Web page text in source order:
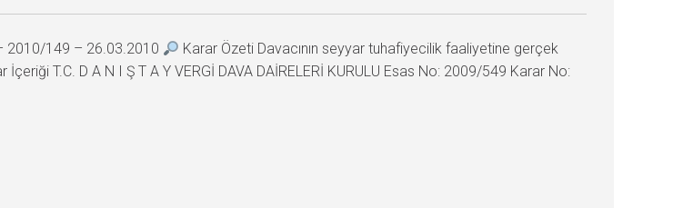
2010/149 – 26.03.2010
Karar Özeti Davacının seyyar tuhafiyecilik faaliyetine gerçek
T.C. D A N I Ş T A Y VERGİ DAVA DAİRELERİ KURULU Esas No: 2009/549 Karar No: